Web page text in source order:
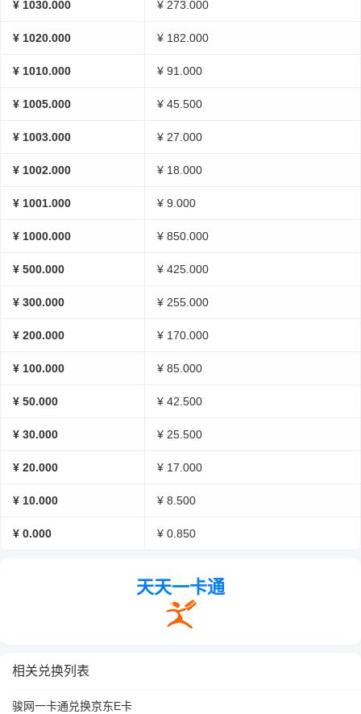
¥ 1030.000 ¥ 273.000
¥ 1020.000 ¥ 182.000
¥ 1010.000 ¥ 91.000
¥ 1005.000 ¥ 45.500
¥ 1003.000 ¥ 27.000
¥ 1002.000 ¥ 18.000
¥ 1001.000 ¥ 9.000
¥ 1000.000 ¥ 850.000
¥ 500.000 ¥ 425.000
¥ 300.000 ¥ 255.000
¥ 200.000 ¥ 170.000
¥ 100.000 ¥ 85.000
¥ 50.000 ¥ 42.500
¥ 30.000 ¥ 25.500
¥ 20.000 ¥ 17.000
¥ 10.000 ¥ 8.500
¥ 0.000 ¥ 0.850
天天一卡通
相关兑换列表
骏网一卡通兑换京东E卡